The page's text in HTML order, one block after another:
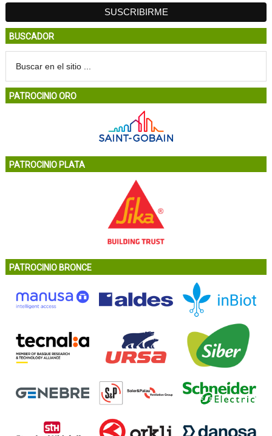
BUSCADOR
PATROCINIO ORO
PATROCINIO PLATA
PATROCINIO BRONCE